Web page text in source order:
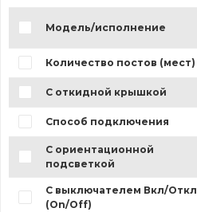
Модель/исполнение
Количество постов (мест)
С откидной крышкой
Способ подключения
С ориентационной
подсветкой
С выключателем Вкл/Откл
(On/Off)